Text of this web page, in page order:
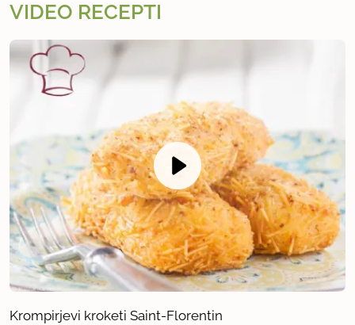
VIDEO RECEPTI
Krompirjevi kroketi Saint-Florentin